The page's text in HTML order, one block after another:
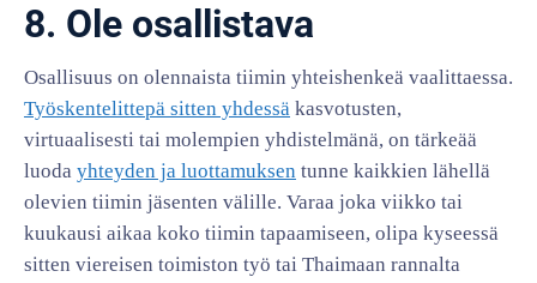
8. Ole osallistava
Osallisuus on olennaista tiimin yhteishenkeä vaalittaessa.
Työskentelittepä sitten yhdessä kasvotusten,
virtuaalisesti tai molempien yhdistelmänä, on tärkeää
luoda yhteyden ja luottamuksen tunne kaikkien lähellä
olevien tiimin jäsenten välille. Varaa joka viikko tai
kuukausi aikaa koko tiimin tapaamiseen, olipa kyseessä
sitten viereisen toimiston työ tai Thaimaan rannalta